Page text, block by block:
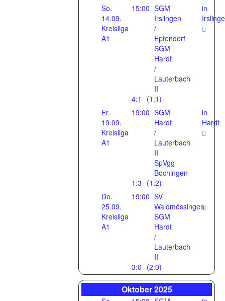
So.
14.09.
Kreisliga
A1
15:00 SGM
Irslingen
/
Epfendorf
SGM
Hardt
/
Lauterbach
II
4:1
(1:1)
in
Fr.
19.09.
Kreisliga
A1
19:00 SGM
Hardt
/
Lauterbach
II
SpVgg
Bochingen
1:3 (1:2)
in
Hardt
Do.
25.09.
Kreisliga
A1
19:00 SV
Waldmössingen
SGM
Hardt
/
Lauterbach
II
3:0 (2:0)
Oktober 2025